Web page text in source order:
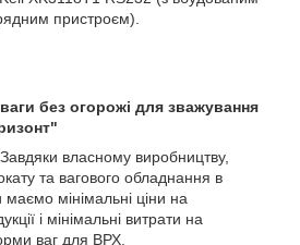
пристроєм).
без огорожі для зважування
Завдяки власному виробництву,
та вагового обладнання в
маємо мінімальні ціни на
і мінімальні витрати на
ваг для ВРХ.